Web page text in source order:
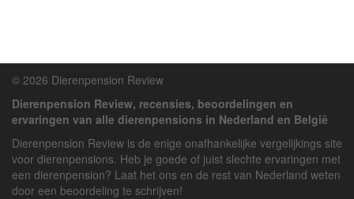
© 2026 Dierenpension Review
Dierenpension Review, recensies, beoordelingen en
ervaringen van alle dierenpensions in Nederland en België
Dierenpension Review is de enige onafhankelijke vergelijkings site
voor dierenpensions. Heb je goede of juist slechte ervaringen met
een dierenpension? Laat het ons en de rest van Nederland weten
door een beoordeling te schrijven!